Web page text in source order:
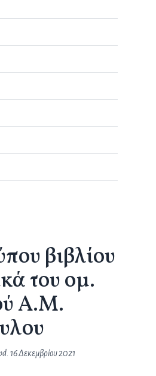
βιβλίου
του ομ.
Α.Μ.
16 Δεκεμβρίου 2021